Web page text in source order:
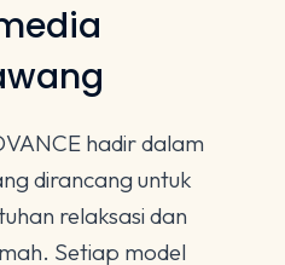
hadir dalam
dirancang untuk
relaksasi dan
Setiap model